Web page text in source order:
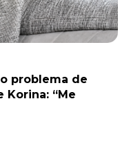
problema de
Korina: “Me